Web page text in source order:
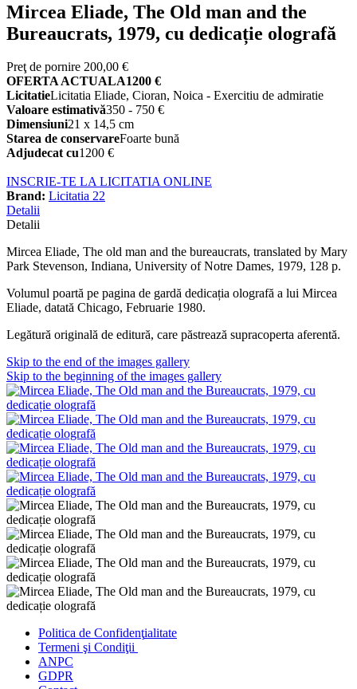
Mircea Eliade, The Old man and the
Bureaucrats, 1979, cu dedicație olografă
Preţ de pornire 200,00 €
OFERTA ACTUALA1200 €
LicitatieLicitatia Eliade, Cioran, Noica - Exercitiu de admiratie
Valoare estimativă350 - 750 €
Dimensiuni21 x 14,5 cm
Starea de conservareFoarte bună
Adjudecat cu1200 €
INSCRIE-TE LA LICITATIA ONLINE
Brand: Licitatia 22
Detalii
Detalii
Mircea Eliade, The old man and the bureaucrats, translated by Mary
Park Stevenson, Indiana, University of Notre Dames, 1979, 128 p.
Volumul poartă pe pagina de gardă dedicația olografă a lui Mircea
Eliade, datată Chicago, Februarie 1980.
Legătură originală de editură, care păstrează supracoperta aferentă.
Skip to the end of the images gallery
Skip to the beginning of the images gallery
Politica de Confidenţialitate
Termeni şi Condiţii
ANPC
GDPR